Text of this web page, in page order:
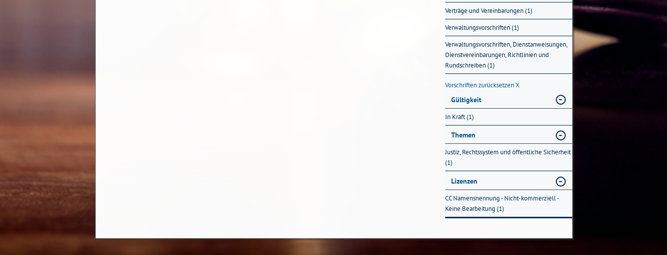
Verträge und Vereinbarungen (1)
Verwaltungsvorschriften (1)
Verwaltungsvorschriften, Dienstanweisungen,
Dienstvereinbarungen, Richtlinien und
Rundschreiben (1)
Vorschriften zurücksetzenX
Gültigkeit
In Kraft (1)
Themen
Justiz, Rechtssystem und öffentliche Sicherheit
(1)
Lizenzen
CC Namensnennung - Nicht-kommerziell -
Keine Bearbeitung (1)